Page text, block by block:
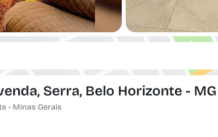
Serra, Belo Horizonte - MG
- Minas Gerais